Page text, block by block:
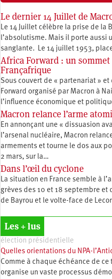
Le dernier 14 Juillet de
Le 14 Juillet célèbre la prise de la
l’absolutisme. Mais il porte aussi
sanglante. Le 14 juillet 1953,
Africa Forward : un
Françafrique
Sous couvert de « partenariat »
Forward organisé par Macron à
l’influence économique et
Macron relance l’arme
En annonçant une « dissuasion
l’arsenal nucléaire, Macron
armements et tourne le dos aux
2 mars, sur la…
Dans l’œil du cyclone
La situation en France semble à
grèves des 10 et 18 septembre
de Bayrou et le volte-face de
Les + lus
élection présidentielle
Quelles orientations du NPA-
Comme à chaque échéance de
organise un vaste processus